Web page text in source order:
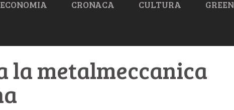
ECONOMIA CRONACA CULTURA GREEN
la metalmeccanica